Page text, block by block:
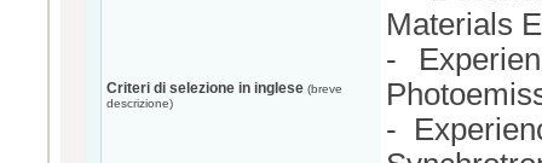
Criteri di selezione in inglese (breve
descrizione)
Materials
-
-